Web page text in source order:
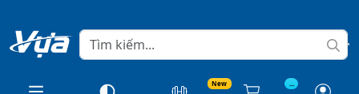
New ...